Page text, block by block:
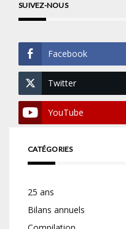
SUIVEZ-NOUS
Facebook
Twitter
YouTube
CATÉGORIES
25 ans
Bilans annuels